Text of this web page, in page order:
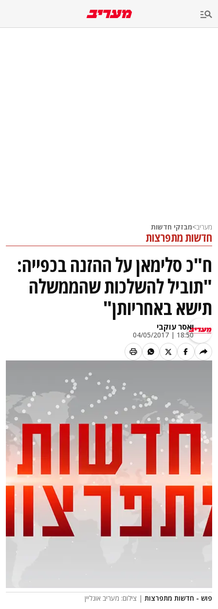
מעריב>מבזקי חדשות
חדשות מתפרצות
ח"כ סלימאן על ההזנה בכפייה:
"תוביל להשלכות שהממשלה
תישא באחריותן"
יאסר עוקבי
18:50 | 04/05/2017
פוש - חדשות מתפרצות | צילום: מעריב אונליין